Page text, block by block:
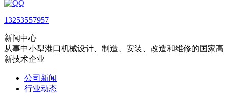
13253557957
新闻中心
从事中小型港口机械设计、制造、安装、改造和维修的国家高
新技术企业
公司新闻
行业动态